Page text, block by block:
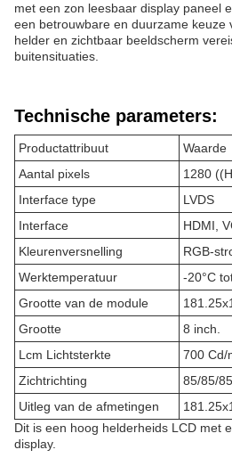
met een zon leesbaar display paneel
een betrouwbare en duurzame keuze
helder en zichtbaar beeldscherm
buitensituaties.
Technische parameters:
Productattribuut
Waarde
Aantal pixels
1280
Interface type
LVDS
Interface
HDMI,
Kleurenversnelling
RGB-
Werktemperatuur
-20°C
Grootte van de module
Grootte
8 inch.
Lcm Lichtsterkte
700 Cd/
Zichtrichting
85/85/
Uitleg van de afmetingen
Dit is een hoog helderheids LCD met
display.